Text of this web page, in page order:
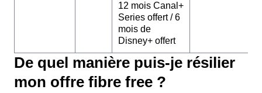
12 mois Canal+
Series offert / 6
mois de
Disney+ offert
De quel manière puis-je résilier
mon offre fibre free ?